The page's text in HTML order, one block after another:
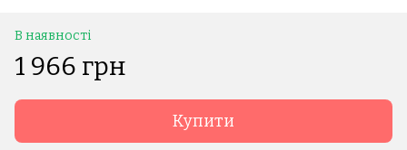
В наявності
1 966 грн
Купити